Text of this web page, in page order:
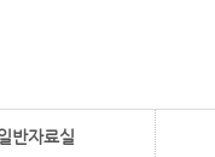
반자료실